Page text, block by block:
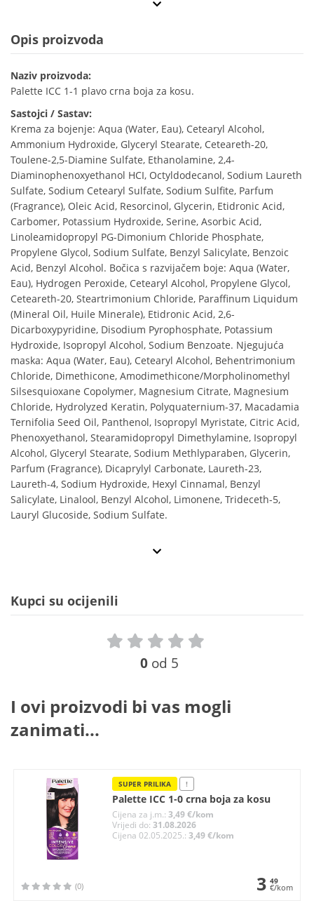
Opis proizvoda
Naziv proizvoda:
Palette ICC 1-1 plavo crna boja za kosu.
Sastojci / Sastav:
Krema za bojenje: Aqua (Water, Eau), Cetearyl Alcohol,
Ammonium Hydroxide, Glyceryl Stearate, Ceteareth-20,
Toulene-2,5-Diamine Sulfate, Ethanolamine, 2,4-
Diaminophenoxyethanol HCI, Octyldodecanol, Sodium Laureth
Sulfate, Sodium Cetearyl Sulfate, Sodium Sulfite, Parfum
(Fragrance), Oleic Acid, Resorcinol, Glycerin, Etidronic Acid,
Carbomer, Potassium Hydroxide, Serine, Asorbic Acid,
Linoleamidopropyl PG-Dimonium Chloride Phosphate,
Propylene Glycol, Sodium Sulfate, Benzyl Salicylate, Benzoic
Acid, Benzyl Alcohol. Bočica s razvijačem boje: Aqua (Water,
Eau), Hydrogen Peroxide, Cetearyl Alcohol, Propylene Glycol,
Ceteareth-20, Steartrimonium Chloride, Paraffinum Liquidum
(Mineral Oil, Huile Minerale), Etidronic Acid, 2,6-
Dicarboxypyridine, Disodium Pyrophosphate, Potassium
Hydroxide, Isopropyl Alcohol, Sodium Benzoate. Njegujuća
maska: Aqua (Water, Eau), Cetearyl Alcohol, Behentrimonium
Chloride, Dimethicone, Amodimethicone/Morpholinomethyl
Silsesquioxane Copolymer, Magnesium Citrate, Magnesium
Chloride, Hydrolyzed Keratin, Polyquaternium-37, Macadamia
Ternifolia Seed Oil, Panthenol, Isopropyl Myristate, Citric Acid,
Phenoxyethanol, Stearamidopropyl Dimethylamine, Isopropyl
Alcohol, Glyceryl Stearate, Sodium Methlyparaben, Glycerin,
Parfum (Fragrance), Dicaprylyl Carbonate, Laureth-23,
Laureth-4, Sodium Hydroxide, Hexyl Cinnamal, Benzyl
Salicylate, Linalool, Benzyl Alcohol, Limonene, Trideceth-5,
Lauryl Glucoside, Sodium Sulfate.
Kupci su ocijenili
0 od 5
I ovi proizvodi bi vas mogli
zanimati...
SUPER PRILIKA !
Palette ICC 1-0 crna boja za kosu
Cijena za j.m.:3,49 €/kom
Vrijedi do:31.08.2026
Cijena 02.05.2025.:3,49 €/kom
(0) 3 49
€/kom